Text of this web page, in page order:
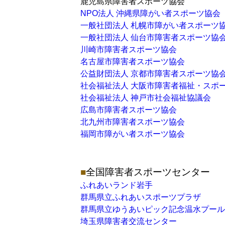
NPO法人 沖縄県障がい者スポーツ協会
一般社団法人 札幌市障がい者スポーツ
一般社団法人 仙台市障害者スポーツ協
川崎市障害者スポーツ協会
名古屋市障害者スポーツ協会
公益財団法人 京都市障害者スポーツ協
社会福祉法人 大阪市障害者福祉・スポ
社会福祉法人 神戸市社会福祉協議会
広島市障害者スポーツ協会
北九州市障害者スポーツ協会
福岡市障がい者スポーツ協会
全国障害者スポーツセンター
ふれあいランド岩手
群馬県立ふれあいスポーツプラザ
群馬県立ゆうあいピック記念温水プール
埼玉県障害者交流センター